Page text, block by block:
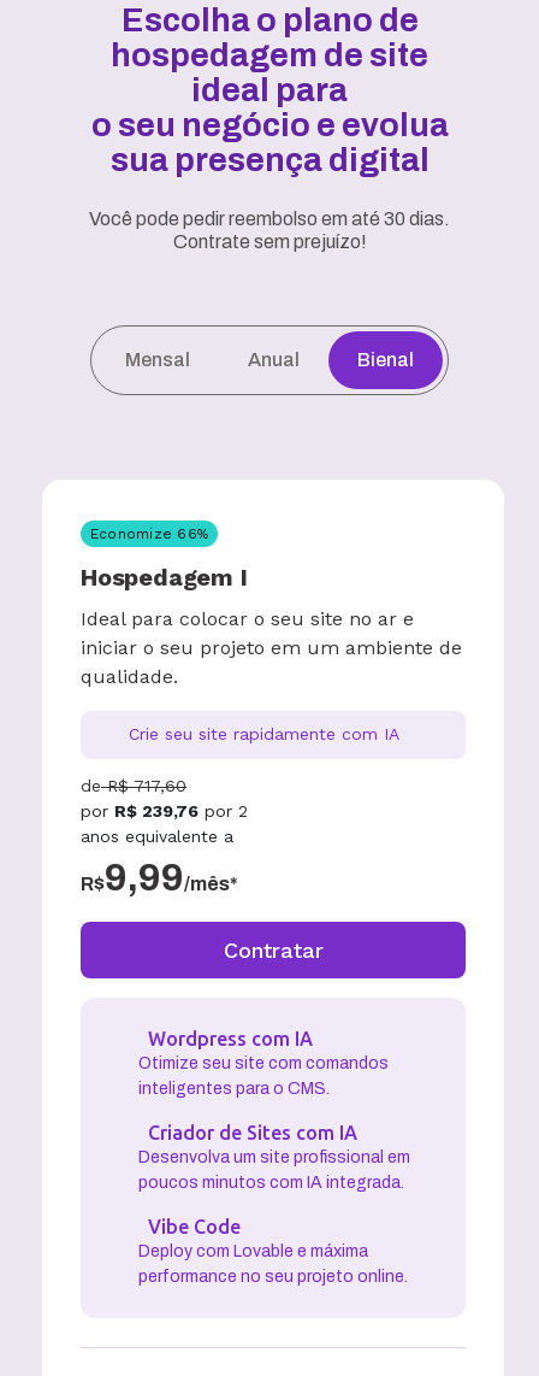
Escolha o plano de
hospedagem de site
ideal para
o seu negócio e evolua
sua presença digital
Você pode pedir reembolso em até 30 dias.
Contrate sem prejuízo!
Mensal Anual Bienal
Economize 66%
Hospedagem I
Ideal para colocar o seu site no ar e
iniciar o seu projeto em um ambiente de
qualidade.
Crie seu site rapidamente com IA
de R$ 717,60
por R$ 239,76 por 2
anos equivalente a
R$9,99/mês*
Contratar
Wordpress com IA
Otimize seu site com comandos
inteligentes para o CMS.
Criador de Sites com IA
Desenvolva um site profissional em
poucos minutos com IA integrada.
Vibe Code
Deploy com Lovable e máxima
performance no seu projeto online.